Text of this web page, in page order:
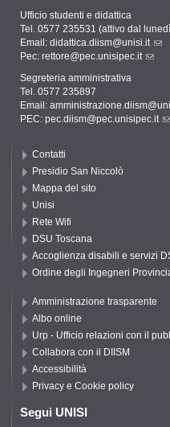
Ufficio studenti e didattica
Tel. 0577 235531 (attivo dal
Email: didattica.diism@unisi.it
Pec: rettore@pec.unisipec.it
Segreteria amministrativa
Tel. 0577 235897
Email:
PEC: pec.diism@pec.unisipec.it
Contatti
Presidio San Niccolò
Mappa del sito
Unisi
Rete Wifi
DSU Toscana
Accoglienza disabili e servizi
Ordine degli Ingegneri
Amministrazione trasparente
Albo online
Urp - Ufficio relazioni con il
Collabora con il DIISM
Accessibilità
Privacy e Cookie policy
Segui UNISI